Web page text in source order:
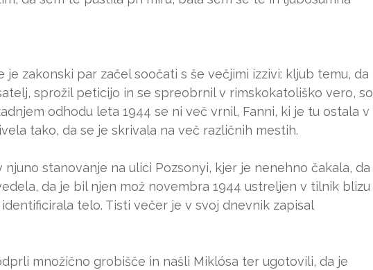
zakonski par začel soočati s še večjimi izzivi: kljub temu, da
sprožil peticijo in se spreobrnil v rimskokatoliško vero, so
odhodu leta 1944 se ni več vrnil, Fanni, ki je tu ostala v
tako, da se je skrivala na več različnih mestih.
stanovanje na ulici Pozsonyi, kjer je nenehno čakala, da
da je bil njen mož novembra 1944 ustreljen v tilnik blizu
telo. Tisti večer je v svoj dnevnik zapisal
množično grobišče in našli Miklósa ter ugotovili, da je